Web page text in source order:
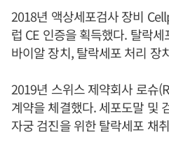
2018년 액상세포검사 장비
럽 CE 인증을 획득했다. 탈락
바이알 장치, 탈락세포 처리 장
2019년 스위스 제약회사 로슈
계약을 체결했다. 세포도말 및
자궁 검진을 위한 탈락세포 채